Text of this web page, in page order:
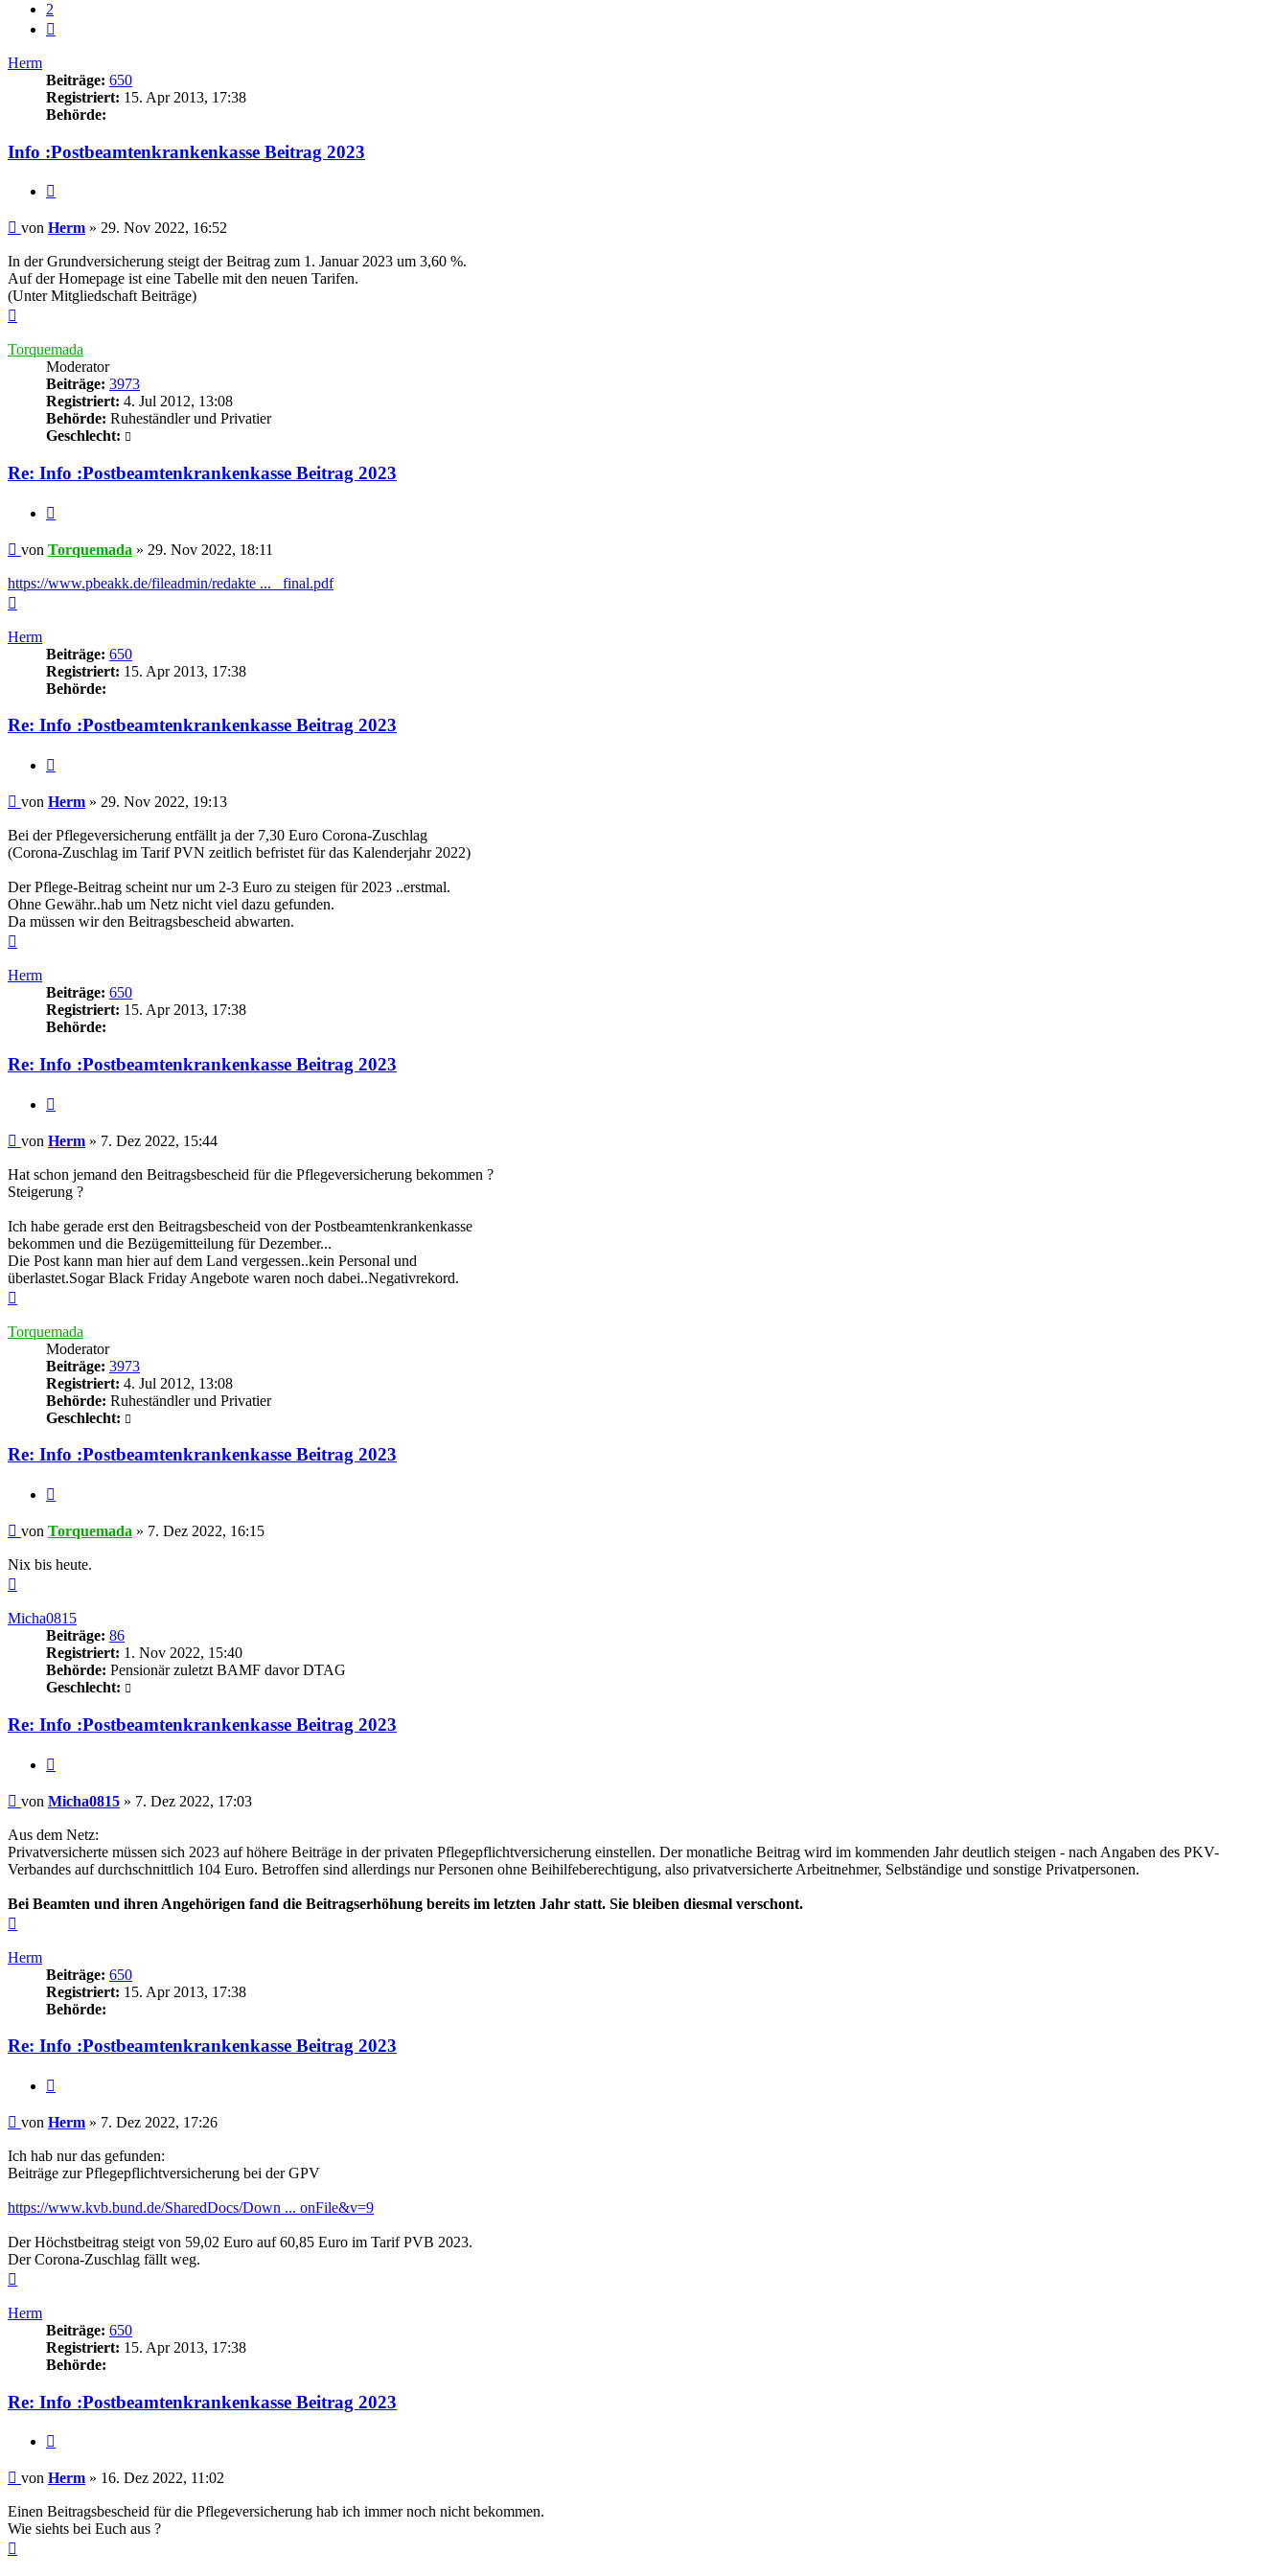
2
Herm
Beiträge: 650
Registriert: 15. Apr 2013, 17:38
Behörde:
Info :Postbeamtenkrankenkasse Beitrag 2023
Beitrag
von Herm » 29. Nov 2022, 16:52
In der Grundversicherung steigt der Beitrag zum 1. Januar 2023 um 3,60 %.
Auf der Homepage ist eine Tabelle mit den neuen Tarifen.
(Unter Mitgliedschaft Beiträge)
Torquemada
Moderator
Beiträge: 3973
Registriert: 4. Jul 2012, 13:08
Behörde: Ruheständler und Privatier
Geschlecht:
Re: Info :Postbeamtenkrankenkasse Beitrag 2023
Beitrag
von Torquemada » 29. Nov 2022, 18:11
https://www.pbeakk.de/fileadmin/redakte ... _final.pdf
Herm
Beiträge: 650
Registriert: 15. Apr 2013, 17:38
Behörde:
Re: Info :Postbeamtenkrankenkasse Beitrag 2023
Beitrag
von Herm » 29. Nov 2022, 19:13
Bei der Pflegeversicherung entfällt ja der 7,30 Euro Corona-Zuschlag
(Corona-Zuschlag im Tarif PVN zeitlich befristet für das Kalenderjahr 2022)
Der Pflege-Beitrag scheint nur um 2-3 Euro zu steigen für 2023 ..erstmal.
Ohne Gewähr..hab um Netz nicht viel dazu gefunden.
Da müssen wir den Beitragsbescheid abwarten.
Herm
Beiträge: 650
Registriert: 15. Apr 2013, 17:38
Behörde:
Re: Info :Postbeamtenkrankenkasse Beitrag 2023
Beitrag
von Herm » 7. Dez 2022, 15:44
Hat schon jemand den Beitragsbescheid für die Pflegeversicherung bekommen ?
Steigerung ?
Ich habe gerade erst den Beitragsbescheid von der Postbeamtenkrankenkasse
bekommen und die Bezügemitteilung für Dezember...
Die Post kann man hier auf dem Land vergessen..kein Personal und
überlastet.Sogar Black Friday Angebote waren noch dabei..Negativrekord.
Torquemada
Moderator
Beiträge: 3973
Registriert: 4. Jul 2012, 13:08
Behörde: Ruheständler und Privatier
Geschlecht:
Re: Info :Postbeamtenkrankenkasse Beitrag 2023
Beitrag
von Torquemada » 7. Dez 2022, 16:15
Nix bis heute.
Micha0815
Beiträge: 86
Registriert: 1. Nov 2022, 15:40
Behörde: Pensionär zuletzt BAMF davor DTAG
Geschlecht:
Re: Info :Postbeamtenkrankenkasse Beitrag 2023
Beitrag
von Micha0815 » 7. Dez 2022, 17:03
Aus dem Netz:
Privatversicherte müssen sich 2023 auf höhere Beiträge in der privaten Pflegepflichtversicherung einstellen. Der monatliche Beitrag wird im kommenden Jahr deutlich steigen - nach Angaben des PKV-
Verbandes auf durchschnittlich 104 Euro. Betroffen sind allerdings nur Personen ohne Beihilfeberechtigung, also privatversicherte Arbeitnehmer, Selbständige und sonstige Privatpersonen.
Bei Beamten und ihren Angehörigen fand die Beitragserhöhung bereits im letzten Jahr statt. Sie bleiben diesmal verschont.
Herm
Beiträge: 650
Registriert: 15. Apr 2013, 17:38
Behörde:
Re: Info :Postbeamtenkrankenkasse Beitrag 2023
Beitrag
von Herm » 7. Dez 2022, 17:26
Ich hab nur das gefunden:
Beiträge zur Pflegepflichtversicherung bei der GPV
https://www.kvb.bund.de/SharedDocs/Down ... onFile&v=9
Der Höchstbeitrag steigt von 59,02 Euro auf 60,85 Euro im Tarif PVB 2023.
Der Corona-Zuschlag fällt weg.
Herm
Beiträge: 650
Registriert: 15. Apr 2013, 17:38
Behörde:
Re: Info :Postbeamtenkrankenkasse Beitrag 2023
Beitrag
von Herm » 16. Dez 2022, 11:02
Einen Beitragsbescheid für die Pflegeversicherung hab ich immer noch nicht bekommen.
Wie siehts bei Euch aus ?